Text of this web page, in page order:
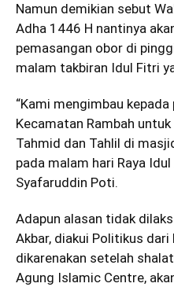
Namun demikian sebut
Adha 1446 H nantinya
pemasangan obor di
malam takbiran Idul Fitri
“Kami mengimbau
Kecamatan Rambah
Tahmid dan Tahlil di
pada malam hari Raya
Syafaruddin Poti.
Adapun alasan tidak
Akbar, diakui Politikus
dikarenakan setelah
Agung Islamic Centre,